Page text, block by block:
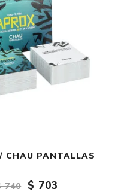
CHAU PANTALLAS
740 $ 703